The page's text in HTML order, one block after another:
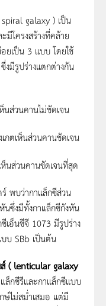
galaxy ) เป็น
มีโครงสร้างที่คล้าย
ยเป็น 3 แบบ โดยใช้
มีรูปร่างแตกต่างกัน
นส่วนคานไม่ชัดเจน
กตเห็นส่วนคานชัดเจน
ห็นส่วนคานชัดเจนที่สุด
บว่ากาแล็กซีส่วน
ซึ่งมีทั้งกาแล็กซีกังหัน
เอ็นซีจี 1073 มีรูปร่าง
บบ SBb เป็นต้น
(lenticular galaxy
ล็กซีรีและกาแล็กซีแบบ
ษ์ไม่สม่ำเสมอ แต่มี